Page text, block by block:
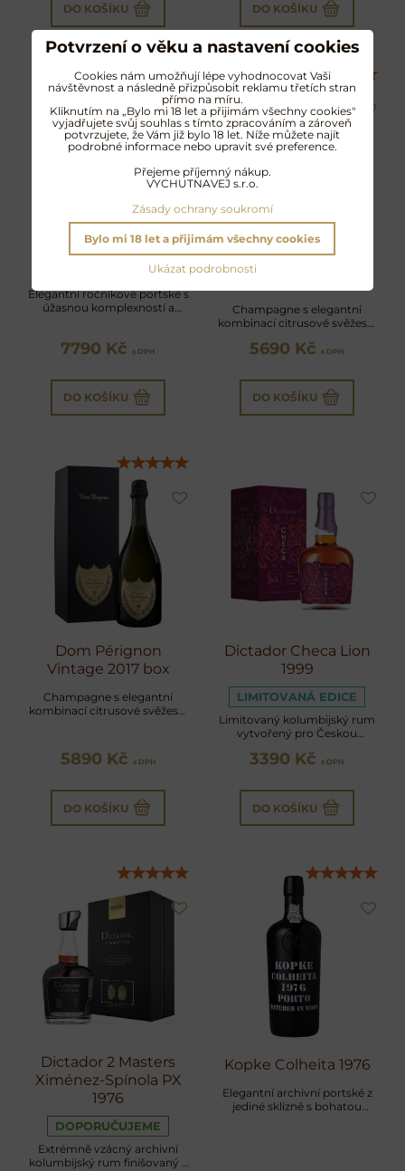
DO KOŠÍKU DO KOŠÍKU
Kopke Colheita 1966
Elegantní ročníkové portské s
úžasnou komplexností a
7790 Kč s DPH
DO KOŠÍKU
Dom Pérignon
Champagne s elegantní
kombinací citrusové svěžesti,
hloubky
5690 Kč s DPH
DO KOŠÍKU
Dom Pérignon
Vintage 2017 box
Champagne s elegantní
kombinací citrusové svěžesti,
5890 Kč s DPH
DO KOŠÍKU
Dictador Checa Lion
1999
LIMITOVANÁ EDICE
Limitovaný kolumbijský rum
vytvořený pro Českou
sudech po portském
3390 Kč s DPH
DO KOŠÍKU
Dictador 2 Masters
Ximénez-Spínola PX
1976
DOPORUČUJEME
Extrémně vzácný archivní
kolumbijský rum finišovaný v
Kopke Colheita 1976
Elegantní archivní portské z
jediné sklizně s bohatou
Potvrzení o věku a nastavení cookies
Cookies nám umožňují lépe vyhodnocovat Vaši
návštěvnost a následně přizpůsobit reklamu třetích stran
přímo na míru.
Kliknutím na „Bylo mi 18 let a přijimám všechny cookies"
vyjadřujete svůj souhlas s tímto zpracováním a zároveň
potvrzujete, že Vám již bylo 18 let. Níže můžete najít
podrobné informace nebo upravit své preference.
Přejeme příjemný nákup.
VYCHUTNAVEJ s.r.o.
Zásady ochrany soukromí
Ukázat podrobnosti
Bylo mi 18 let a přijimám všechny cookies